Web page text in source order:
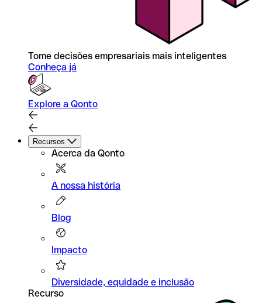
Tome decisões empresariais mais inteligentes
Conheça já
Explore a Qonto
Recursos
Acerca da Qonto
A nossa história
Blog
Impacto
Diversidade, equidade e inclusão
Recurso